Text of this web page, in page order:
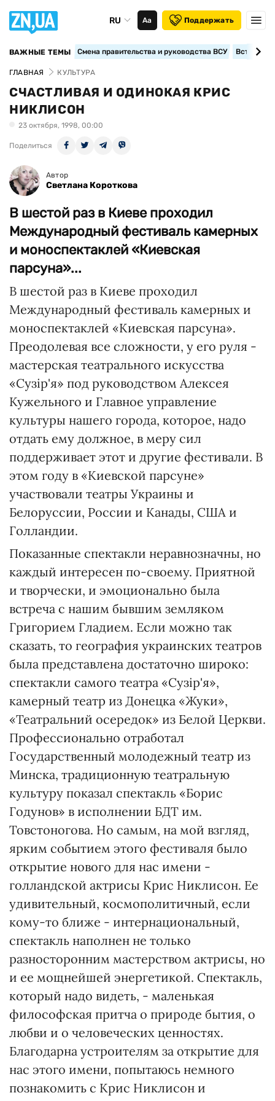
RU Аа Поддержать
ВАЖНЫЕ ТЕМЫ Смена правительства и руководства ВСУ
ГЛАВНАЯ КУЛЬТУРА
СЧАСТЛИВАЯ И ОДИНОКАЯ КРИС
НИКЛИСОН
23 октября, 1998, 00:00
Поделиться
Автор
Светлана Короткова
В шестой раз в Киеве проходил
Международный фестиваль камерных
и моноспектаклей «Киевская
парсуна»...
В шестой раз в Киеве проходил
Международный фестиваль камерных и
моноспектаклей «Киевская парсуна».
Преодолевая все сложности, у его руля -
мастерская театрального искусства
«Сузір'я» под руководством Алексея
Кужельного и Главное управление
культуры нашего города, которое, надо
отдать ему должное, в меру сил
поддерживает этот и другие фестивали. В
этом году в «Киевской парсуне»
участвовали театры Украины и
Белоруссии, России и Канады, США и
Голландии.
Показанные спектакли неравнозначны, но
каждый интересен по-своему. Приятной
и творчески, и эмоционально была
встреча с нашим бывшим земляком
Григорием Гладием. Если можно так
сказать, то география украинских театров
была представлена достаточно широко:
спектакли самого театра «Сузір'я»,
камерный театр из Донецка «Жуки»,
«Театральний осередок» из Белой Церкви.
Профессионально отработал
Государственный молодежный театр из
Минска, традиционную театральную
культуру показал спектакль «Борис
Годунов» в исполнении БДТ им.
Товстоногова. Но самым, на мой взгляд,
ярким событием этого фестиваля было
открытие нового для нас имени -
голландской актрисы Крис Никлисон. Ее
удивительный, космополитичный, если
кому-то ближе - интернациональный,
спектакль наполнен не только
разносторонним мастерством актрисы, но
и ее мощнейшей энергетикой. Спектакль,
который надо видеть, - маленькая
философская притча о природе бытия, о
любви и о человеческих ценностях.
Благодарна устроителям за открытие для
нас этого имени, попытаюсь немного
познакомить с Крис Никлисон и